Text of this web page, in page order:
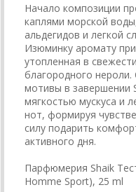
Начало композиции
каплями морской
альдегидов и легкой
Изюминку аромату
утопленная в
благородного
мотивы в завершении
мягкостью мускуса и
нот, формируя
силу подарить
активного дня.
Парфюмерия Shaik
Homme Sport), 25 ml